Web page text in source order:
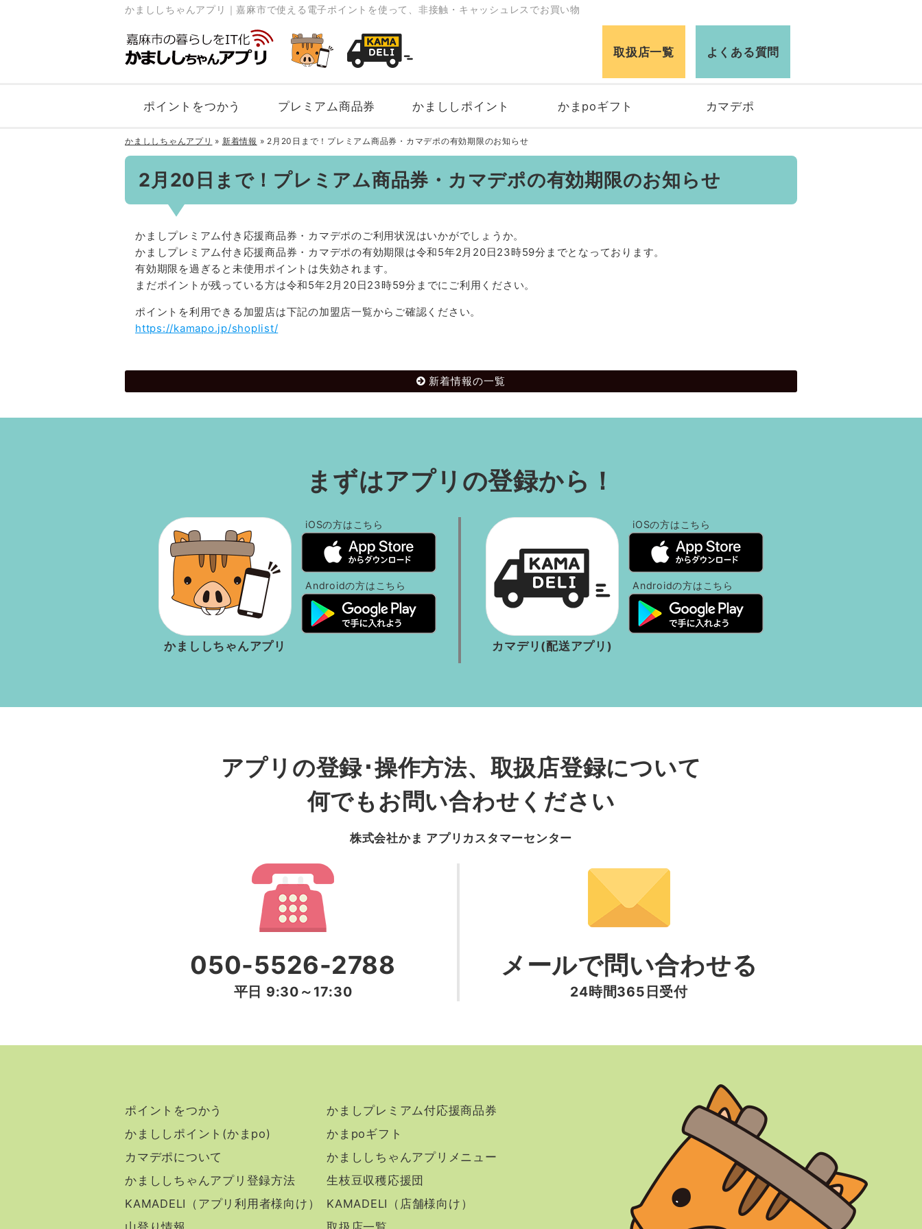
かまししちゃんアプリ｜嘉麻市で使える電子ポイントを使って、非接触・キャッシュレスでお買い物
取扱店一覧 よくある質問
ポイントをつかう プレミアム商品券 かまししポイント かまpoギフト カマデポ
かまししちゃんアプリ » 新着情報 » 2月20日まで！プレミアム商品券・カマデポの有効期限のお知らせ
2月20日まで！プレミアム商品券・カマデポの有効期限のお知らせ
かましプレミアム付き応援商品券・カマデポのご利用状況はいかがでしょうか。
かましプレミアム付き応援商品券・カマデポの有効期限は令和5年2月20日23時59分までとなっております。
有効期限を過ぎると未使用ポイントは失効されます。
まだポイントが残っている方は令和5年2月20日23時59分までにご利用ください。
ポイントを利用できる加盟店は下記の加盟店一覧からご確認ください。
https://kamapo.jp/shoplist/
新着情報の一覧
まずはアプリの登録から！
かまししちゃんアプリ
iOSの方はこちら
Androidの方はこちら
カマデリ(配送アプリ)
iOSの方はこちら
Androidの方はこちら
アプリの登録･操作方法、 取扱店登録について
何でもお問い合わせください
株式会社かま アプリカスタマーセンター
050-5526-2788
平日 9:30～17:30
メールで問い合わせる
24時間365日受付
ポイントをつかう
かましプレミアム付応援商品券
かまししポイント(かまpo)
かまpoギフト
カマデポについて
かまししちゃんアプリメニュー
かまししちゃんアプリ登録方法
生枝豆収穫応援団
KAMADELI（アプリ利用者様向け）
KAMADELI（店舗様向け）